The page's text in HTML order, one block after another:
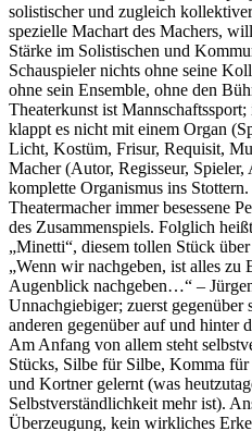
solistischer und zugleich
spezielle Machart des Machers,
Stärke im Solistischen und
Schauspieler nichts ohne seine
ohne sein Ensemble, ohne den
Theaterkunst ist
klappt es nicht mit einem Organ
Licht, Kostüm, Frisur, Requisit,
Macher (Autor, Regisseur,
komplette Organismus ins
Theatermacher immer besessene
des Zusammenspiels. Folglich
„Minetti“, diesem tollen Stück
„Wenn wir nachgeben, ist alles zu
Augenblick nachgeben…“ –
Unnachgiebiger; zuerst gegenüber
anderen gegenüber auf und hinter
Am Anfang von allem steht
Stücks, Silbe für Silbe, Komma
und Kortner gelernt (was
Selbstverständlichkeit mehr ist).
Überzeugung, kein wirkliches